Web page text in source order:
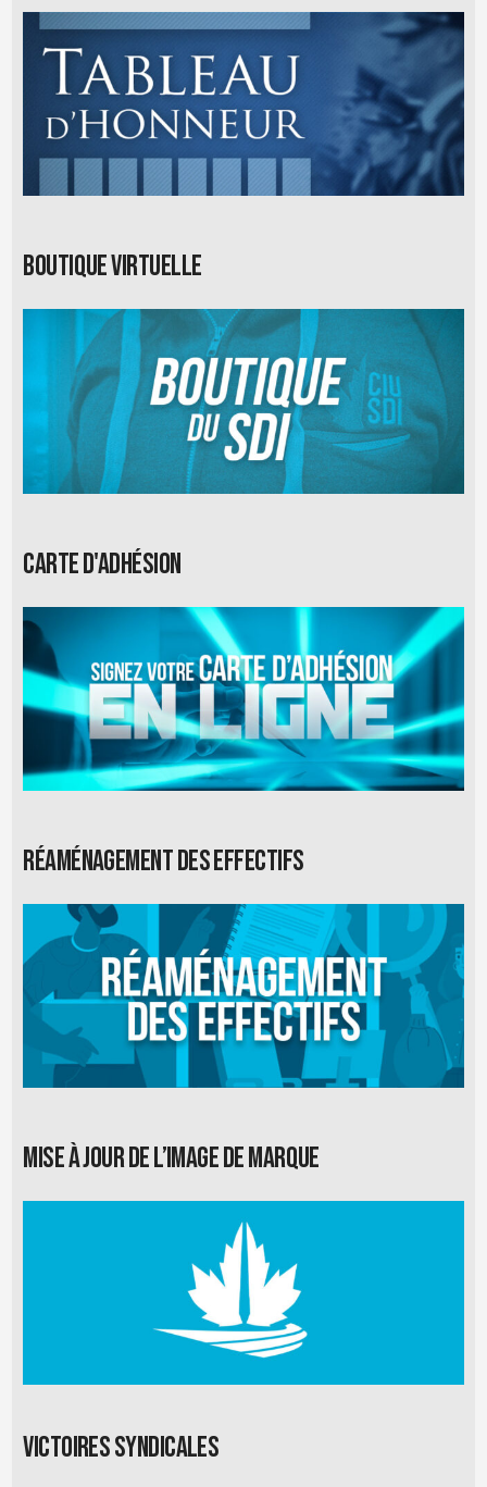
Boutique virtuelle
Carte d'adhésion
Réaménagement des effectifs
Mise à jour de l’image de marque
Victoires syndicales